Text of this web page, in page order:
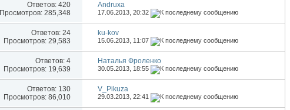
Ответов: 420
Просмотров: 285,348
Andruxa
17.06.2013,20:32
Ответов: 24
Просмотров: 29,583
ku-kov
15.06.2013, 11:07
Ответов: 4
Просмотров: 19,639
Наталья Фроленко
30.05.2013, 18:55
Ответов: 130
Просмотров: 86,010
V_Pikuza
29.03.2013,22:41